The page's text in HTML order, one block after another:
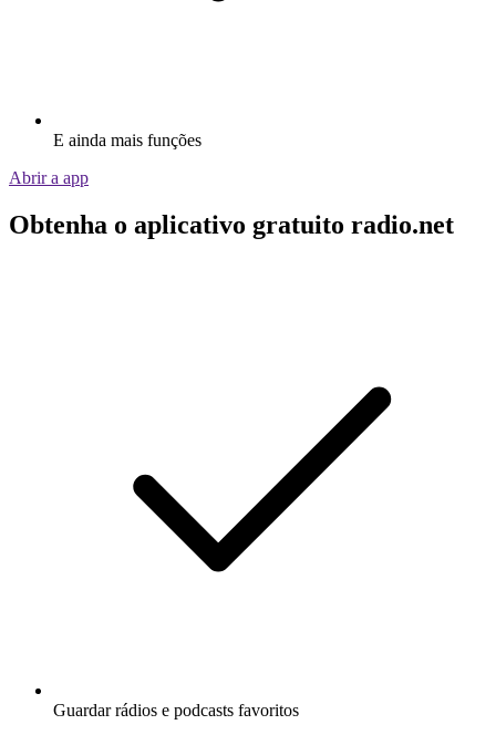
E ainda mais funções
Abrir a app
Obtenha o aplicativo gratuito radio.net
Guardar rádios e podcasts favoritos